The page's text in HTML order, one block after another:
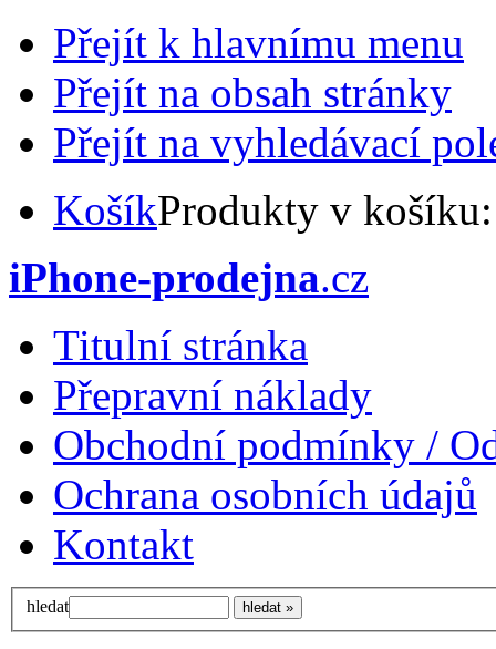
Přejít k hlavnímu menu
Přejít na obsah stránky
Přejít na vyhledávací
KošíkProdukty v
iPhone-prodejna.cz
Titulní stránka
Přepravní náklady
Obchodní podmínky /
Ochrana osobních údajů
Kontakt
hledat